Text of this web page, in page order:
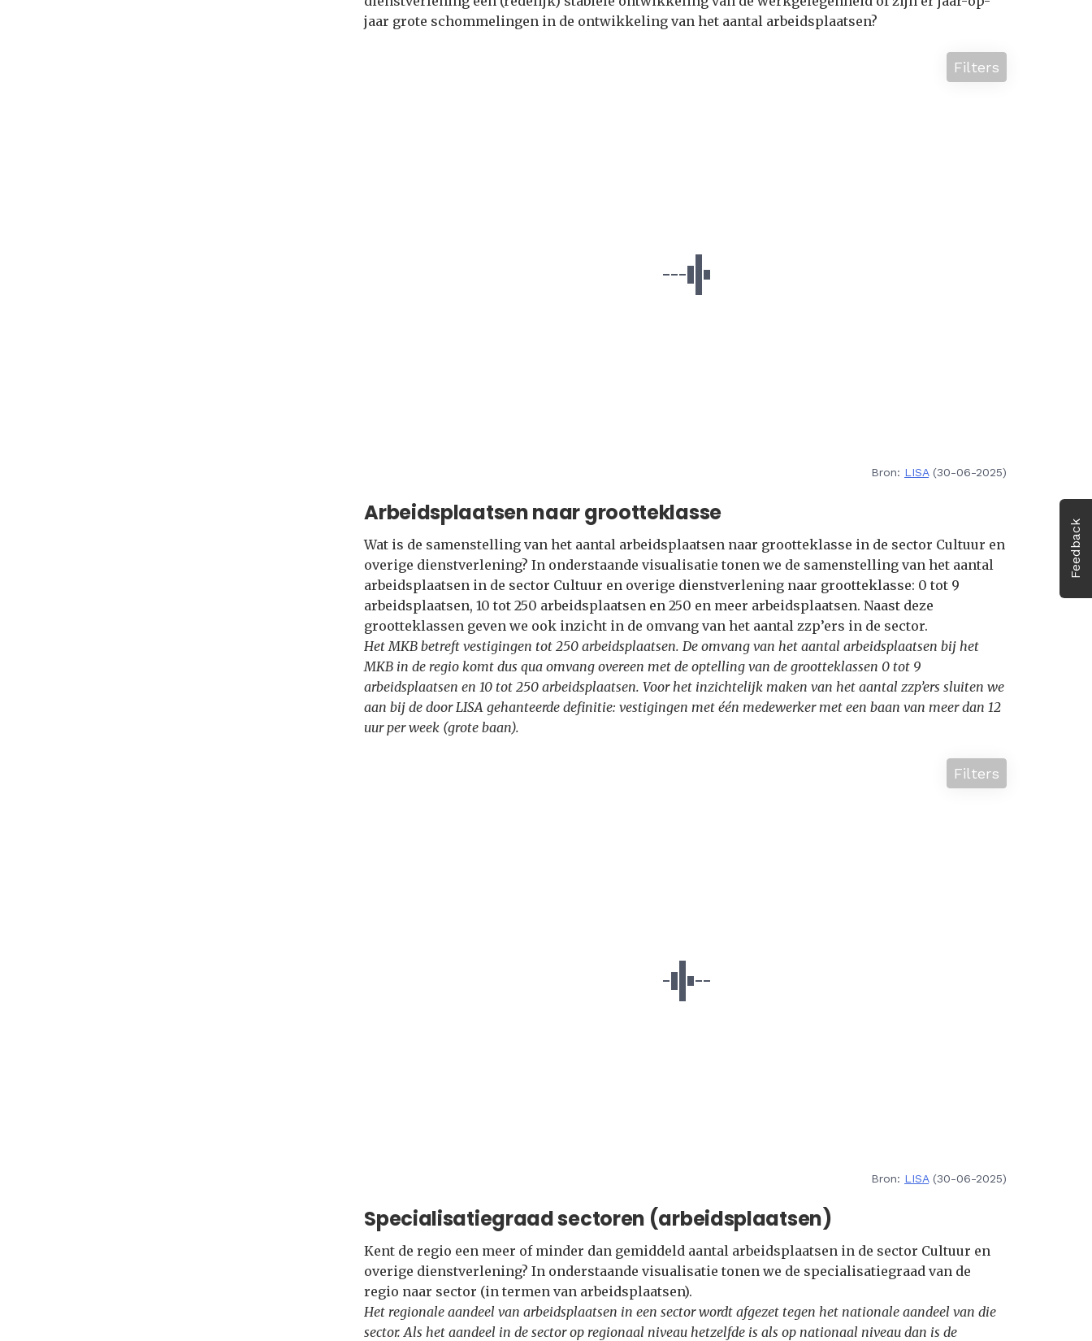
Feedback
jaar grote schommelingen in de ontwikkeling van het aantal arbeidsplaatsen?
Filters
Bron: LISA(30-06-2025)
Arbeidsplaatsen naar grootteklasse
Wat is de samenstelling van het aantal arbeidsplaatsen naar grootteklasse in de sector Cultuur en
overige dienstverlening? In onderstaande visualisatie tonen we de samenstelling van het aantal
arbeidsplaatsen in de sector Cultuur en overige dienstverlening naar grootteklasse: 0 tot 9
arbeidsplaatsen, 10 tot 250 arbeidsplaatsen en 250 en meer arbeidsplaatsen. Naast deze
grootteklassen geven we ook inzicht in de omvang van het aantal zzp’ers in de sector.
Het MKB betreft vestigingen tot 250 arbeidsplaatsen. De omvang van het aantal arbeidsplaatsen bij het
MKB in de regio komt dus qua omvang overeen met de optelling van de grootteklassen 0 tot 9
arbeidsplaatsen en 10 tot 250 arbeidsplaatsen. Voor het inzichtelijk maken van het aantal zzp’ers sluiten we
aan bij de door LISA gehanteerde definitie: vestigingen met één medewerker met een baan van meer dan 12
uur per week (grote baan).
Filters
Bron: LISA(30-06-2025)
Specialisatiegraad sectoren (arbeidsplaatsen)
Kent de regio een meer of minder dan gemiddeld aantal arbeidsplaatsen in de sector Cultuur en
overige dienstverlening? In onderstaande visualisatie tonen we de specialisatiegraad van de
regio naar sector (in termen van arbeidsplaatsen).
Het regionale aandeel van arbeidsplaatsen in een sector wordt afgezet tegen het nationale aandeel van die
sector. Als het aandeel in de sector op regionaal niveau hetzelfde is als op nationaal niveau dan is de